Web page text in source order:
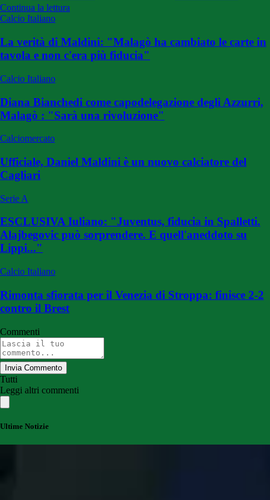
Continua la lettura
Calcio Italiano
La verità di Maldini: "Malagò ha cambiato le carte in
tavola e non c'era più fiducia"
Calcio Italiano
Diana Bianchedi come capodelegazione degli Azzurri,
Malagò : "Sarà una rivoluzione"
Calciomercato
Ufficiale, Daniel Maldini è un nuovo calciatore del
Cagliari
Serie A
ESCLUSIVA Iuliano: "Juventus, fiducia in Spalletti.
Alajbegovic può sorprendere. E quell'aneddoto su
Lippi..."
Calcio Italiano
Rimonta sfiorata per il Venezia di Stroppa: finisce 2-2
contro il Brest
Commenti
Invia Commento
Tutti
Leggi altri commenti
Ultime Notizie